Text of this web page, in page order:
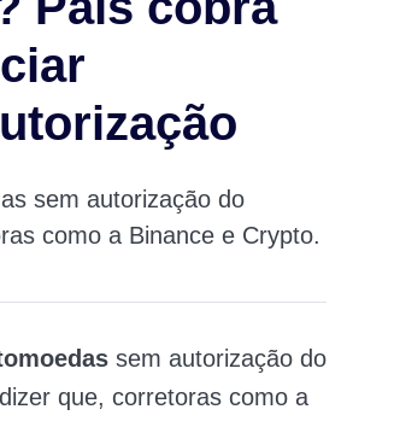
sem autorização do
como a Binance e Crypto.
sem autorização do
que, corretoras como a